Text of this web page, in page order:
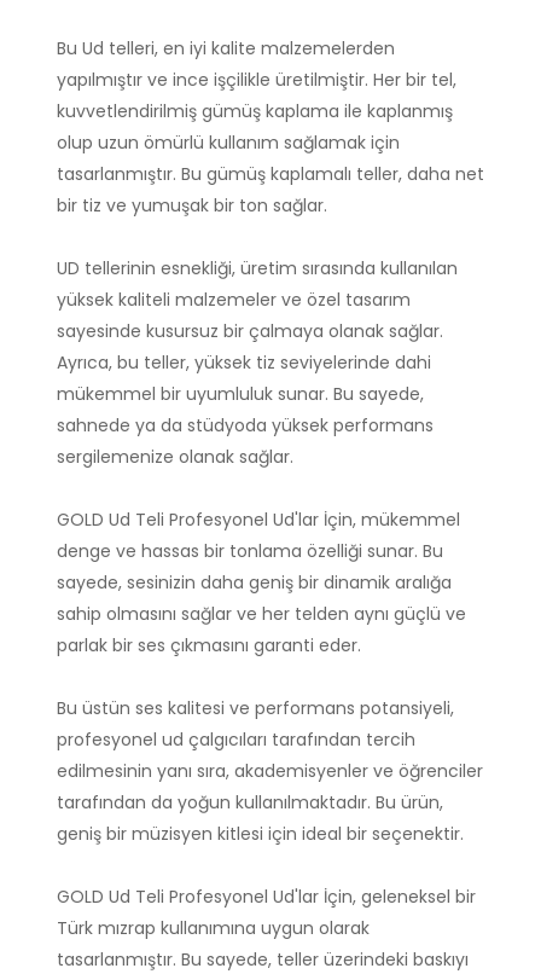
Bu Ud telleri, en iyi kalite malzemelerden
yapılmıştır ve ince işçilikle üretilmiştir. Her bir tel,
kuvvetlendirilmiş gümüş kaplama ile kaplanmış
olup uzun ömürlü kullanım sağlamak için
tasarlanmıştır. Bu gümüş kaplamalı teller, daha net
bir tiz ve yumuşak bir ton sağlar.
UD tellerinin esnekliği, üretim sırasında kullanılan
yüksek kaliteli malzemeler ve özel tasarım
sayesinde kusursuz bir çalmaya olanak sağlar.
Ayrıca, bu teller, yüksek tiz seviyelerinde dahi
mükemmel bir uyumluluk sunar. Bu sayede,
sahnede ya da stüdyoda yüksek performans
sergilemenize olanak sağlar.
GOLD Ud Teli Profesyonel Ud'lar İçin, mükemmel
denge ve hassas bir tonlama özelliği sunar. Bu
sayede, sesinizin daha geniş bir dinamik aralığa
sahip olmasını sağlar ve her telden aynı güçlü ve
parlak bir ses çıkmasını garanti eder.
Bu üstün ses kalitesi ve performans potansiyeli,
profesyonel ud çalgıcıları tarafından tercih
edilmesinin yanı sıra, akademisyenler ve öğrenciler
tarafından da yoğun kullanılmaktadır. Bu ürün,
geniş bir müzisyen kitlesi için ideal bir seçenektir.
GOLD Ud Teli Profesyonel Ud'lar İçin, geleneksel bir
Türk mızrap kullanımına uygun olarak
tasarlanmıştır. Bu sayede, teller üzerindeki baskıyı